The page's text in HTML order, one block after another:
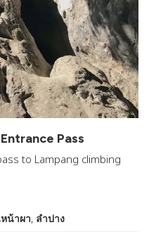
Pass
to Lampang climbing
น้าผา, ลำปาง